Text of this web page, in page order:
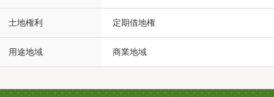
土地権利 定期借地権
用途地域 商業地域